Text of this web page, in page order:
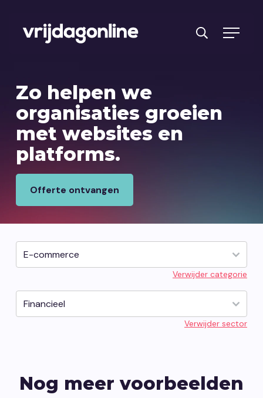
PRFT® werkwijze
Cases
Over ons
Branches
Kennisbank
Contact opnemen
Zo helpen we
organisaties groeien
met websites en
platforms.
Offerte ontvangen
Verwijder categorie
Verwijder sector
Nog meer voorbeelden